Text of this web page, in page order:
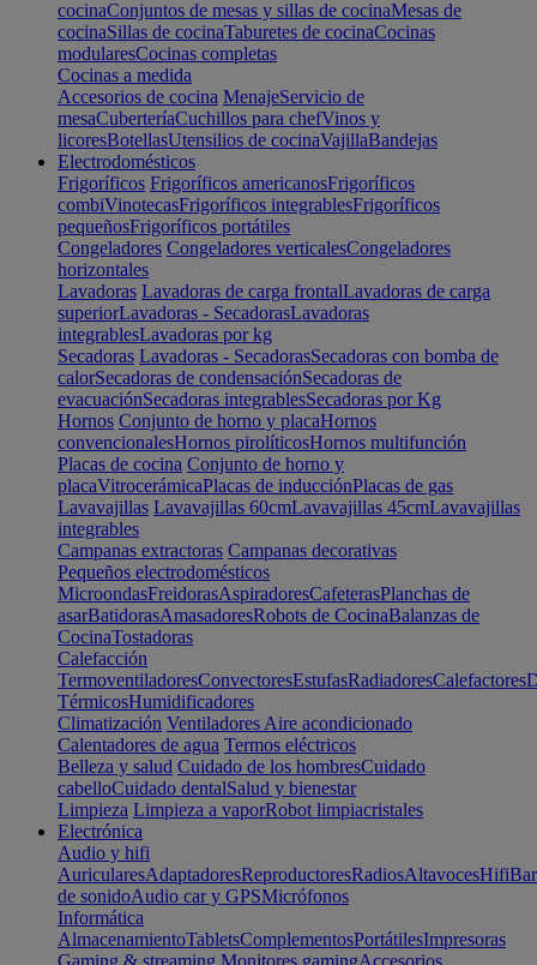
cocinaConjuntos de mesas y sillas de cocinaMesas de
cocinaSillas de cocinaTaburetes de cocinaCocinas
modularesCocinas completas
Cocinas a medida
Accesorios de cocina MenajeServicio de
mesaCuberteríaCuchillos para chefVinos y
licoresBotellasUtensilios de cocinaVajillaBandejas
Electrodomésticos
Frigoríficos Frigoríficos americanosFrigoríficos
combiVinotecasFrigoríficos integrablesFrigoríficos
pequeñosFrigoríficos portátiles
Congeladores Congeladores verticalesCongeladores
horizontales
Lavadoras Lavadoras de carga frontalLavadoras de carga
superiorLavadoras - SecadorasLavadoras
integrablesLavadoras por kg
Secadoras Lavadoras - SecadorasSecadoras con bomba de
calorSecadoras de condensaciónSecadoras de
evacuaciónSecadoras integrablesSecadoras por Kg
Hornos Conjunto de horno y placaHornos
convencionalesHornos pirolíticosHornos multifunción
Placas de cocina Conjunto de horno y
placaVitrocerámicaPlacas de inducciónPlacas de gas
Lavavajillas Lavavajillas 60cmLavavajillas 45cmLavavajillas
integrables
Campanas extractoras Campanas decorativas
Pequeños electrodomésticos
MicroondasFreidorasAspiradoresCafeterasPlanchas de
asarBatidorasAmasadoresRobots de CocinaBalanzas de
CocinaTostadoras
Calefacción
TermoventiladoresConvectoresEstufasRadiadoresCalefactores
TérmicosHumidificadores
Climatización Ventiladores Aire acondicionado
Calentadores de agua Termos eléctricos
Belleza y salud Cuidado de los hombresCuidado
cabelloCuidado dentalSalud y bienestar
Limpieza Limpieza a vaporRobot limpiacristales
Electrónica
Audio y hifi
AuricularesAdaptadoresReproductoresRadiosAltavocesHifi
de sonidoAudio car y GPSMicrófonos
Informática
AlmacenamientoTabletsComplementosPortátilesImpresoras
Gaming & streaming Monitores gamingAccesorios